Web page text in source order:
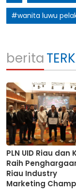
#wanita luwu
berita
PLN UID Riau dan
Raih
Riau Industry
Marketing